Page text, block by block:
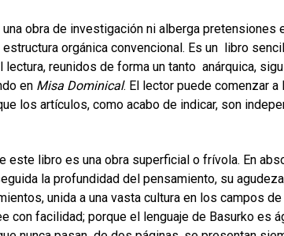
obra de investigación ni alberga
orgánica convencional. Es un libro
reunidos de forma un tanto anárquica,
en Misa Dominical. El lector puede comenzar
los artículos, como acabo de indicar, son
este libro es una obra superficial o frívola. En
la profundidad del pensamiento, su
unida a una vasta cultura en los campos
con facilidad; porque el lenguaje de Basurko es